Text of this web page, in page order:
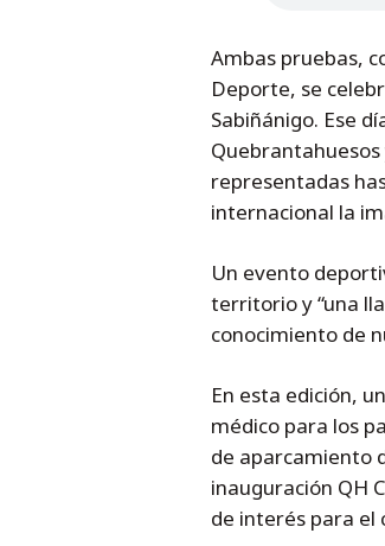
Ambas pruebas,
Deporte, se
Sabiñánigo. Ese
representadas
internacional la
Un evento
territorio y “una
conocimiento de
En esta edición,
médico para los
de aparcamiento
inauguración QH
de interés para el